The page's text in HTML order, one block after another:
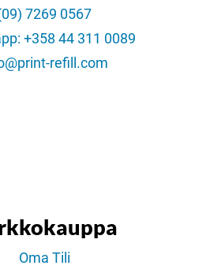
7269 0567
+358 44 311 0089
refill.com
Oma Tili